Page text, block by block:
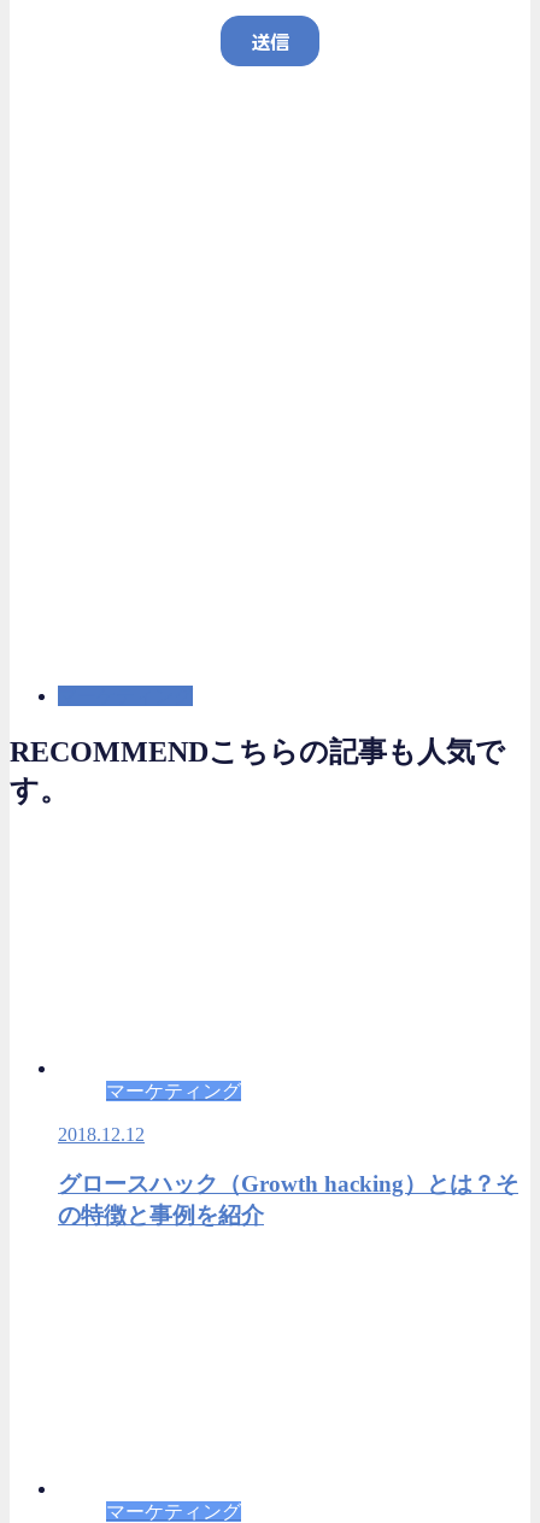
RECOMMENDこちらの記事も人気で
す。
マーケティング
2018.12.12
グロースハック（Growth hacking）とは？そ
の特徴と事例を紹介
マーケティング